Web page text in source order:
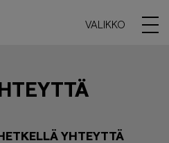
VALIKKO
YHTEYTTÄ